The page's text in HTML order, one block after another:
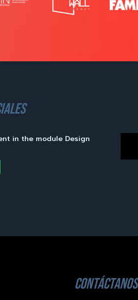
in the module Design
contáctanos